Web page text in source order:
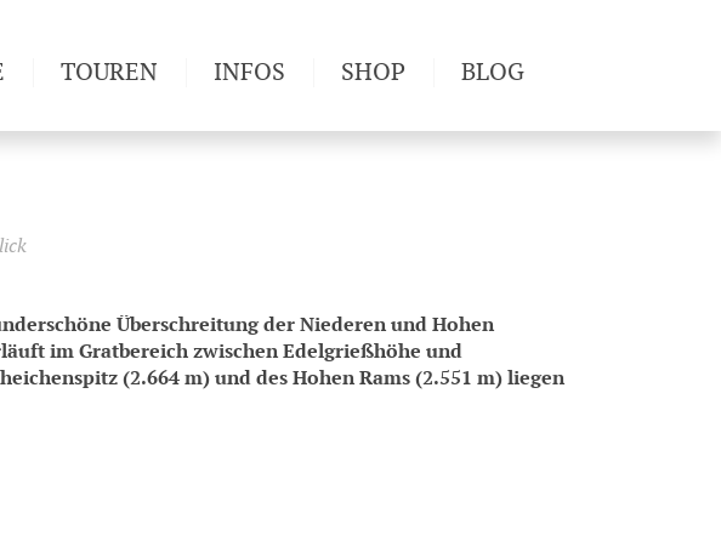
Überschreitung der Niederen und Hohen
im Gratbereich zwischen Edelgrießhöhe und
(2.664 m) und des Hohen Rams (2.551 m) liegen
TOUREN INFOS
Newsletter
SHOP BLOG